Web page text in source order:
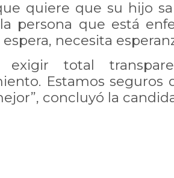
quiere que su hijo
la persona que está
necesita
exigir total
Estamos seguros
concluyó la